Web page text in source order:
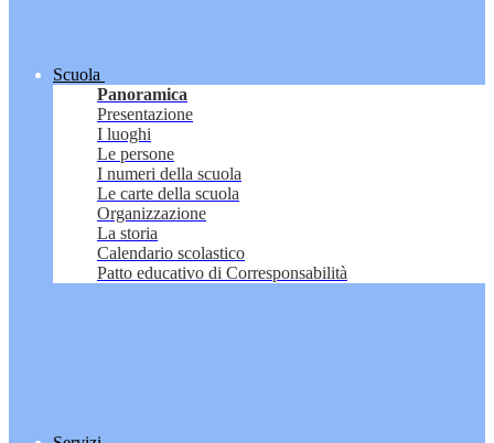
Scuola
Panoramica
Presentazione
I luoghi
Le persone
I numeri della scuola
Le carte della scuola
Organizzazione
La storia
Calendario scolastico
Patto educativo di Corresponsabilità